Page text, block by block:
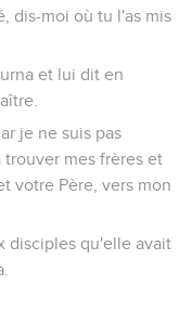
dis-moi où tu l'as mis
et lui dit en
je ne suis pas
trouver mes frères et
votre Père, vers mon
disciples qu'elle avait